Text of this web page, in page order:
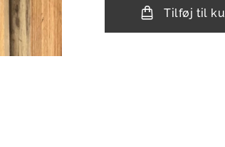
Tilføj til